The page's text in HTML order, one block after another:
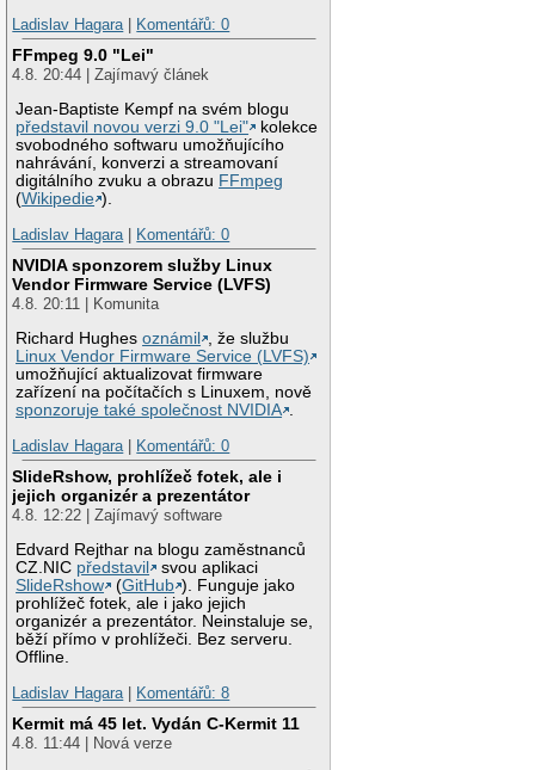
Ladislav Hagara
Komentářů: 0
FFmpeg 9.0 "Lei"
4.8. 20:44 | Zajímavý článek
Jean-Baptiste Kempf na svém blogu
představil novou verzi 9.0 "Lei"
kolekce
svobodného softwaru umožňujícího
nahrávání, konverzi a streamovaní
digitálního zvuku a obrazu FFmpeg
(Wikipedie ).
Ladislav Hagara
Komentářů: 0
NVIDIA sponzorem služby Linux
Vendor Firmware Service (LVFS)
4.8. 20:11 | Komunita
Richard Hughesoznámil
, že službu
Linux Vendor Firmware Service (LVFS)
umožňující aktualizovat firmware
zařízení na počítačích s Linuxem, nově
sponzoruje také společnost NVIDIA .
Ladislav Hagara | Komentářů: 0
SlideRshow, prohlížeč fotek, ale i
jejich organizér a prezentátor
4.8. 12:22 | Zajímavý software
Edvard Rejthar na blogu zaměstnanců
CZ.NIC představil
svou aplikaci
SlideRshow
(GitHub ). Funguje jako
prohlížeč fotek, ale i jako jejich
organizér a prezentátor. Neinstaluje se,
běží přímo v prohlížeči. Bez serveru.
Offline.
Ladislav Hagara | Komentářů: 8
Kermit má 45 let. Vydán C-Kermit 11
4.8. 11:44 | Nová verze